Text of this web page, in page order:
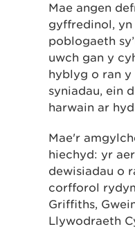
Mae angen
gyffredinol,
poblogaeth
uwch gan y
hyblyg o ran
syniadau, ein
harwain ar
Mae'r
hiechyd: yr
dewisiadau o
corfforol
Griffiths,
Llywodraeth